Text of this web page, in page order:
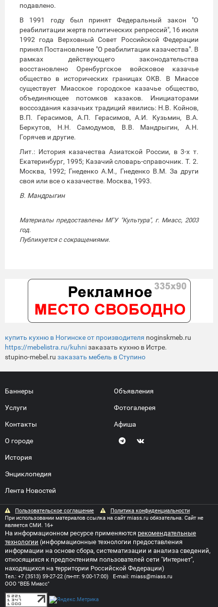
подавлено.
В 1991 году был принят Федеральный закон "О
реабилитации жертв политических репрессий", 16 июля
1992 года Верховный Совет Российской Федерации
принял Постановление "О реабилитации казачества". В
рамках действующего законодательства
восстановлено Оренбургское войсковое казачье
общество в исторических границах ОКВ. В Миассе
существует Миасское городское казачье общество,
объединяющее потомков казаков. Инициаторами
воссоздания казачьих традиций явились: Н.В. Койнов,
В.П. Герасимов, А.П. Герасимов, А.И. Кузьмин, В.А.
Беркутов, Н.Н. Самодумов, В.В. Мандрыгин, А.Н.
Горячев и другие.
Лит.: История казачества Азиатской России, в 3-х т.
Екатеринбург, 1995; Казачий словарь-справочник. Т. 2.
Москва, 1992; Гнеденко А.М., Гнеденко В.М. За други
своя или все о казачестве. Москва, 1993.
В. Мандрыгин
Материалы предоставлены МГУ "Культура", г. Миасс, 2003
год.
Публикуется с сокращениями.
купить кухню в Ногинске от производителя noginskmeb.ru
https://mebelistra.ru/kuhniзаказать кухню в Истре.
stupino-mebel.ru заказать мебель в Ступино
Баннеры
Услуги
Контакты
О городе
История
Энциклопедия
Лента Новостей
Объявления
Фотогалерея
Афиша
Пользовательское соглашение
Политика конфиденциальности
При использовании материалов ссылка на сайт miass.ru обязательна. Сайт не
является СМИ. 16+
На информационном ресурсе применяются рекомендательные
технологии (информационные технологии предоставления
информации на основе сбора, систематизации и анализа сведений,
относящихся к предпочтениям пользователей сети "Интернет",
находящихся на территории Российской Федерации)
Тел.: +7 (3513) 59-27-22 (пн-пт: 9:00-17:00) E-mail: miass@miass.ru
ООО "ВЕБ Миасс"